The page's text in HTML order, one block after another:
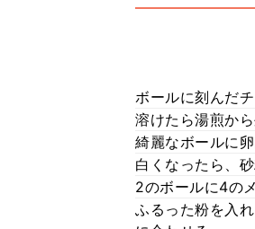
ボールに刻んだ
溶けたら湯煎か
綺麗なボールに
白くなったら、
2のボールに4の
ふるった粉を入